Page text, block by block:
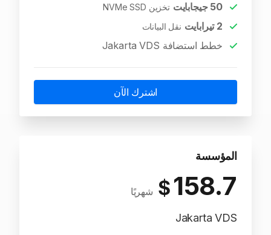
50 جيجابايت تخزين NVMe SSD
2 تيرابايت نقل البيانات
خطط استضافة Jakarta VDS
اشترك الآن
المؤسسة
158.7
$ شهريًا
Jakarta VDS